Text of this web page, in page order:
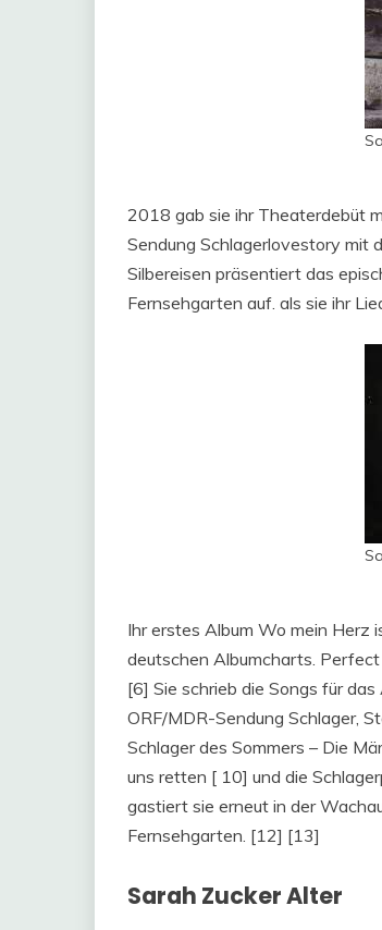
2018 gab sie ihr Theaterdebüt
Sendung Schlagerlovestory mit
Silbereisen präsentiert das
Fernsehgarten auf. als sie ihr
Ihr erstes Album Wo mein Herz
deutschen Albumcharts.
[6] Sie schrieb die Songs für
ORF/MDR-Sendung Schlager,
Schlager des Sommers – Die
uns retten [ 10] und die
gastiert sie erneut in der
Fernsehgarten. [12] [13]
Sarah Zucker Alter